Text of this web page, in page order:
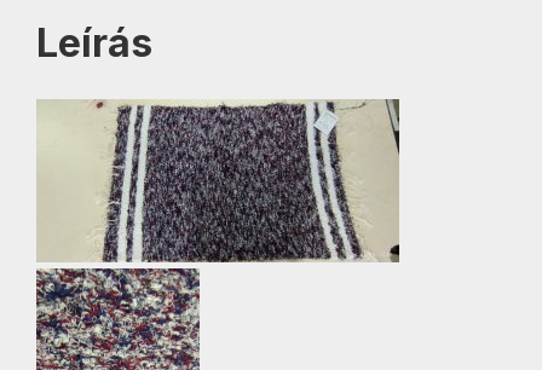
Leírás